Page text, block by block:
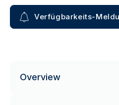
Verfügbarkeits-
Overview